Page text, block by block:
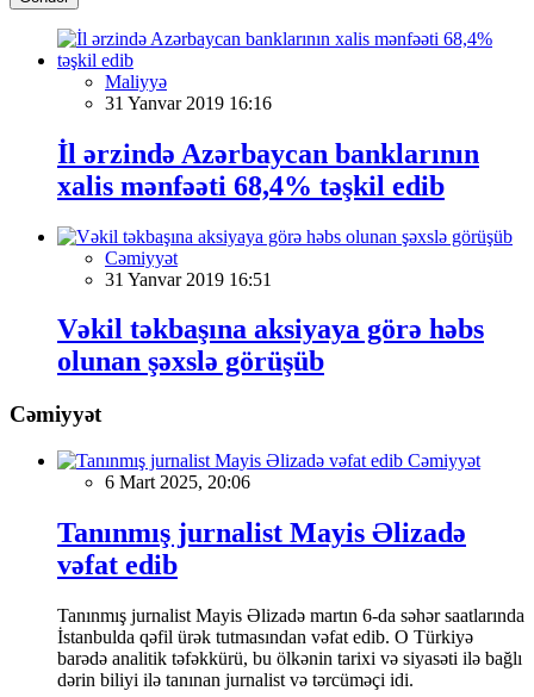
Maliyyə
31 Yanvar 2019 16:16
İl ərzində Azərbaycan banklarının
xalis mənfəəti 68,4% təşkil edib
Cəmiyyət
31 Yanvar 2019 16:51
Vəkil təkbaşına aksiyaya görə həbs
olunan şəxslə görüşüb
Cəmiyyət
Cəmiyyət
6 Mart 2025, 20:06
Tanınmış jurnalist Mayis Əlizadə
vəfat edib
Tanınmış jurnalist Mayis Əlizadə martın 6-da səhər saatlarında
İstanbulda qəfil ürək tutmasından vəfat edib. O Türkiyə
barədə analitik təfəkkürü, bu ölkənin tarixi və siyasəti ilə bağlı
dərin biliyi ilə tanınan jurnalist və tərcüməçi idi.